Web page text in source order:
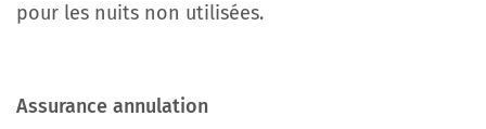
pour les nuits non utilisées.
Assurance annulation